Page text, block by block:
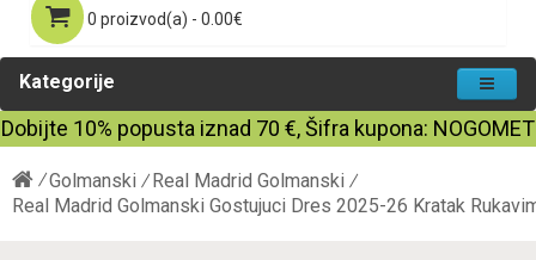
0 proizvod(a) - 0.00€
Kategorije
Dobijte 10% popusta iznad 70 €, Šifra kupona: NOGOMET
Golmanski
Real Madrid Golmanski
Real Madrid Golmanski Gostujuci Dres 2025-26 Kratak